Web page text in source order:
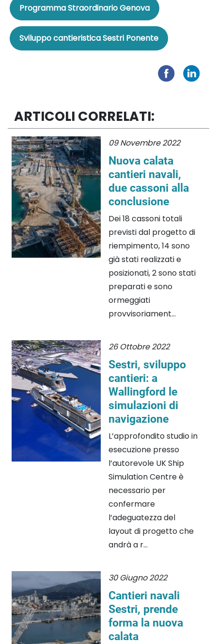
Programma Straordinario Genova
Sviluppo cantieristica Sestri Ponente
ARTICOLI CORRELATI:
09 Novembre 2022
Nuova calata
cantieri navali,
due cassoni alla
conclusione
Dei 18 cassoni totali
previsti dal progetto di
riempimento, 14 sono
già stati realizzati e
posizionati, 2 sono stati
preparati e sono
ormeggiati
provvisoriament...
26 Ottobre 2022
Sestri, sviluppo
cantieri: a
Wallingford le
simulazioni di
navigazione
L’approfondito studio in
esecuzione presso
l’autorevole UK Ship
Simulation Centre è
necessario per
confermare
l’adeguatezza del
layout di progetto che
andrà a r...
30 Giugno 2022
Cantieri navali
Sestri, prende
forma la nuova
calata